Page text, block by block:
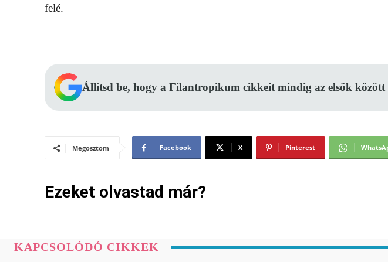
felé.
Állítsd be, hogy a Filantropikum cikkeit mindig az elsők között
Megosztom Facebook X Pinterest
Ezeket olvastad már?
KAPCSOLÓDÓ CIKKEK